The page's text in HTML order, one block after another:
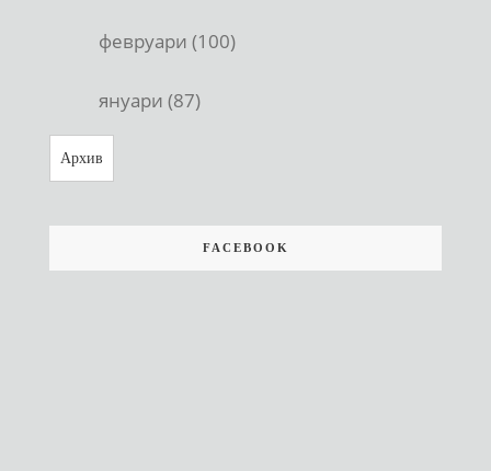
февруари (100)
януари (87)
Архив
FACEBOOK